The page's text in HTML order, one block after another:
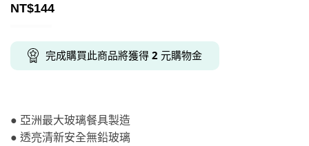
NT$144
完成購買此商品將獲得 2 元購物金
● 亞洲最大玻璃餐具製造
● 透亮清新安全無鉛玻璃